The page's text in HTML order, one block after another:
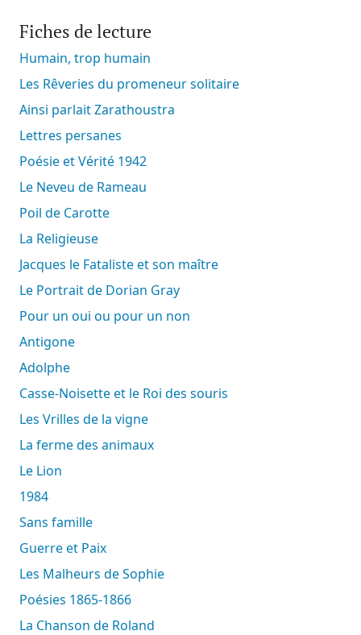
Fiches de lecture
Humain, trop humain
Les Rêveries du promeneur solitaire
Ainsi parlait Zarathoustra
Lettres persanes
Poésie et Vérité 1942
Le Neveu de Rameau
Poil de Carotte
La Religieuse
Jacques le Fataliste et son maître
Le Portrait de Dorian Gray
Pour un oui ou pour un non
Antigone
Adolphe
Casse-Noisette et le Roi des souris
Les Vrilles de la vigne
La ferme des animaux
Le Lion
1984
Sans famille
Guerre et Paix
Les Malheurs de Sophie
Poésies 1865-1866
La Chanson de Roland